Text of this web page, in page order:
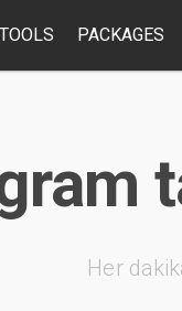
TOOLS PACKAGES
Her